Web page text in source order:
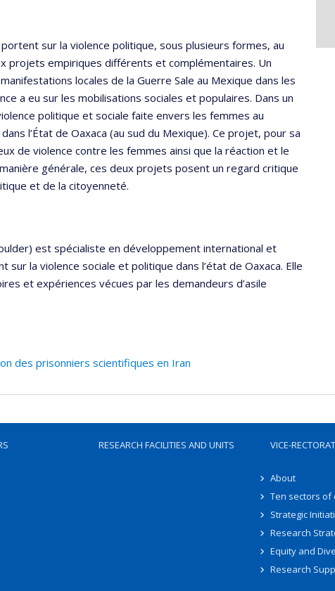
sur la violence politique, sous plusieurs formes, au
projets empiriques différents et complémentaires. Un
locales de la Guerre Sale au Mexique dans les
a eu sur les mobilisations sociales et populaires. Dans un
politique et sociale faite envers les femmes au
l’État de Oaxaca (au sud du Mexique). Ce projet, pour sa
de violence contre les femmes ainsi que la réaction et le
générale, ces deux projets posent un regard critique
et de la citoyenneté.
est spécialiste en développement international et
la violence sociale et politique dans l’état de Oaxaca. Elle
et expériences vécues par les demandeurs d’asile
des prisonniers scientifiques en Iran
RESEARCH FACILITIES AND UNITS VICE-
About
Ten sectors of
Strategic
Research
Equity and
Research